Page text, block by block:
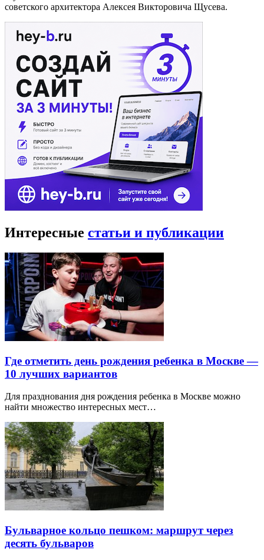
советского архитектора Алексея Викторовича Щусева.
Интересные статьи и публикации
Где отметить день рождения ребенка в Москве —
10 лучших вариантов
Для празднования дня рождения ребенка в Москве можно
найти множество интересных мест…
Бульварное кольцо пешком: маршрут через
десять бульваров